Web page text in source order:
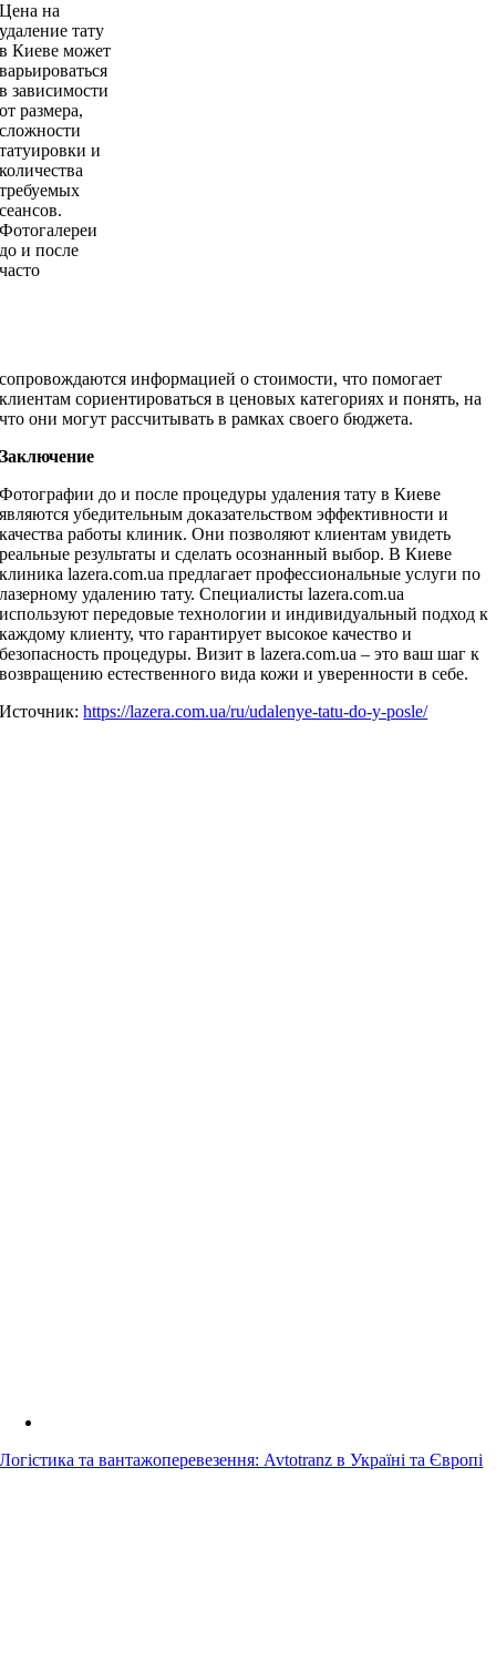
Цена на
удаление тату
в Киеве может
варьироваться
в зависимости
от размера,
сложности
татуировки и
количества
требуемых
сеансов.
Фотогалереи
до и после
часто
сопровождаются информацией о стоимости, что помогает
клиентам сориентироваться в ценовых категориях и понять, на
что они могут рассчитывать в рамках своего бюджета.
Заключение
Фотографии до и после процедуры удаления тату в Киеве
являются убедительным доказательством эффективности и
качества работы клиник. Они позволяют клиентам увидеть
реальные результаты и сделать осознанный выбор. В Киеве
клиника lazera.com.ua предлагает профессиональные услуги по
лазерному удалению тату. Специалисты lazera.com.ua
используют передовые технологии и индивидуальный подход к
каждому клиенту, что гарантирует высокое качество и
безопасность процедуры. Визит в lazera.com.ua – это ваш шаг к
возвращению естественного вида кожи и уверенности в себе.
Источник:https://lazera.com.ua/ru/udalenye-tatu-do-y-posle/
Логістика та вантажоперевезення: Avtotranz в Україні та Європі